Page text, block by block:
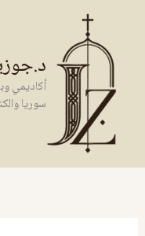
المحتوى
أكاديمي
سوريا